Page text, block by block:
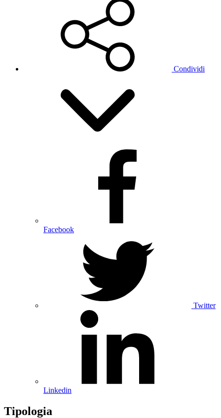
Condividi
Facebook
Twitter
Linkedin
Tipologia